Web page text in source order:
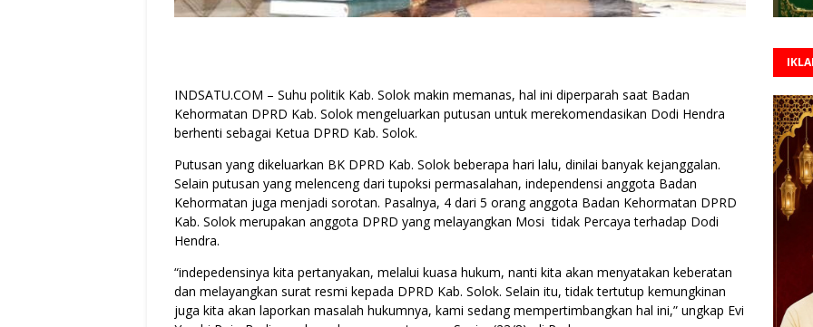
INDSATU.COM – Suhu politik Kab. Solok makin memanas, hal ini diperparah saat Badan
Kehormatan DPRD Kab. Solok mengeluarkan putusan untuk merekomendasikan Dodi Hendra
berhenti sebagai Ketua DPRD Kab. Solok.
Putusan yang dikeluarkan BK DPRD Kab. Solok beberapa hari lalu, dinilai banyak kejanggalan.
Selain putusan yang melenceng dari tupoksi permasalahan, independensi anggota Badan
Kehormatan juga menjadi sorotan. Pasalnya, 4 dari 5 orang anggota Badan Kehormatan DPRD
Kab. Solok merupakan anggota DPRD yang melayangkan Mosi tidak Percaya terhadap Dodi
Hendra.
“indepedensinya kita pertanyakan, melalui kuasa hukum, nanti kita akan menyatakan keberatan
dan melayangkan surat resmi kepada DPRD Kab. Solok. Selain itu, tidak tertutup kemungkinan
juga kita akan laporkan masalah hukumnya, kami sedang mempertimbangkan hal ini,” ungkap Evi